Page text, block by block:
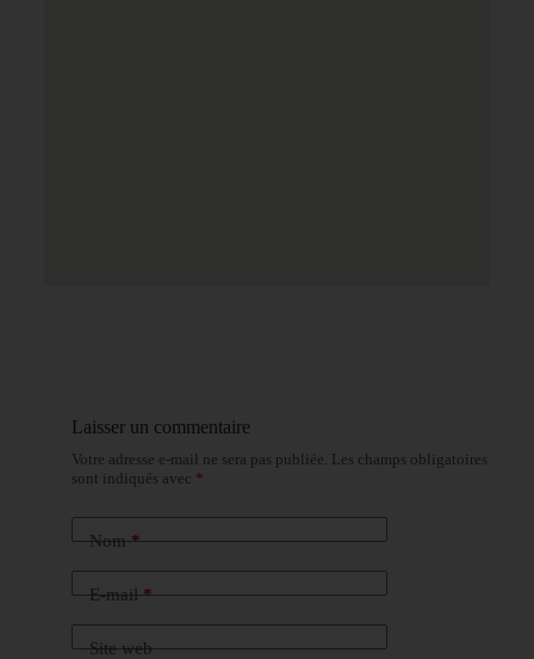
Laisser un commentaire
Votre adresse e-mail ne sera pas publiée. Les champs obligatoires
sont indiqués avec *
Nom*
E-mail*
Site web